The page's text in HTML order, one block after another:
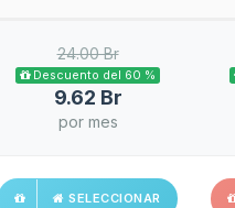
24.00 Br
Descuento del 60 %
9.62 Br
por mes
SELECCIONAR